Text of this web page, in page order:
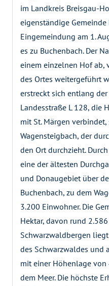
im Landkreis Breisgau-
eigenständige
Eingemeindung am 1.
es zu Buchenbach. Der
einem einzelnen Hof ab,
des Ortes weitergeführt
erstreckt sich entlang
Landesstraße L 128, die
mit St. Märgen
Wagensteigbach, der
den Ort durchzieht.
eine der ältesten
und Donaugebiet über
Buchenbach, zu dem
3.200 Einwohner. Die
Hektar, davon rund
Schwarzwaldbergen
des Schwarzwaldes und
mit einer Höhenlage
dem Meer. Die höchste